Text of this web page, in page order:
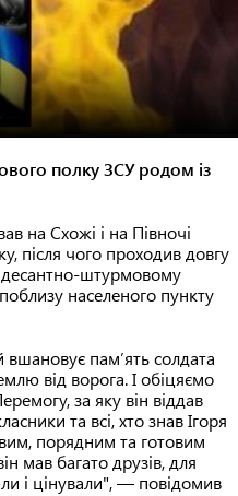
полку ЗСУ родом із
на Схожі і на Півночі
після чого проходив довгу
десантно-штурмовому
населеного пункту
пам’ять солдата
від ворога. І обіцяємо
за яку він віддав
та всі, хто знав Ігоря
порядним та готовим
мав багато друзів, для
і цінували", — повідомив